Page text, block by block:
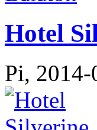
Hotel
Pi,